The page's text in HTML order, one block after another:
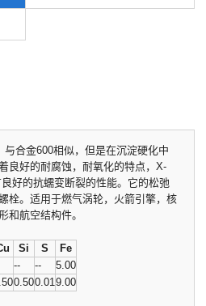
合金600相似，但是在沉淀硬化中
良好的耐腐蚀，耐氧化的特点，X-
好的抗蠕变断裂的性能。它的松弛
栓。适用于燃气涡轮，火箭引擎，核
和航空结构件。
Si S
Fe
-- --
5.00
0.500.019.00